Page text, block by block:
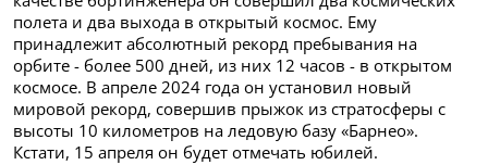
полета и два выхода в открытый космос. Ему
принадлежит абсолютный рекорд пребывания на
орбите - более 500 дней, из них 12 часов - в открытом
космосе. В апреле 2024 года он установил новый
мировой рекорд, совершив прыжок из стратосферы с
высоты 10 километров на ледовую базу «Барнео».
Кстати, 15 апреля он будет отмечать юбилей.